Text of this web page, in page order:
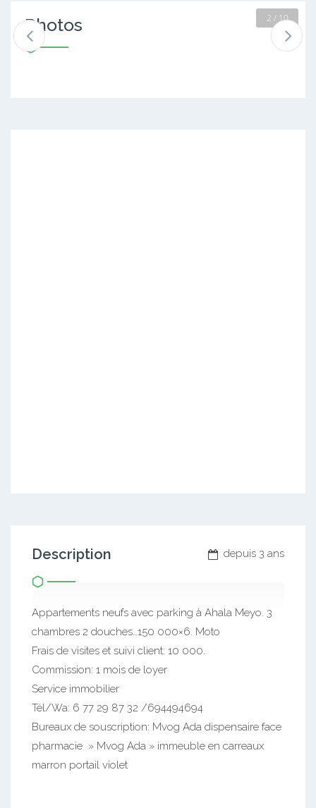
Photos 2 / 10
depuis 3 ans
Description
Appartements neufs avec parking à Ahala Meyo. 3
chambres 2 douches…150 000×6. Moto
Frais de visites et suivi client: 10 000.
Commission: 1 mois de loyer
Service immobilier
Tél/Wa: 6 77 29 87 32 /694494694
Bureaux de souscription: Mvog Ada dispensaire face
pharmacie » Mvog Ada » immeuble en carreaux
marron portail violet